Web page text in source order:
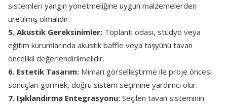
sistemleri yangın yönetmeliğine uygun malzemelerden
üretilmiş olmalıdır.
5. Akustik Gereksinimler: Toplantı odası, stüdyo veya
eğitim kurumlarında akustik baffle veya taşyünü tavan
öncelikli değerlendirilmelidir.
6. Estetik Tasarım: Mimari görselleştirme ile proje öncesi
sonuçları görmek, doğru sistem seçimine yardımcı olur.
7. Işıklandırma Entegrasyonu: Seçilen tavan sisteminin